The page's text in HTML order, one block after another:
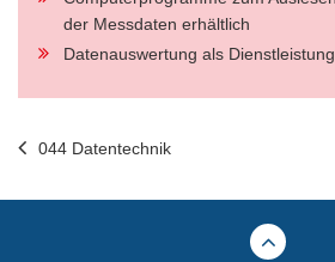
der Messdaten erhältlich
Datenauswertung als
044 Datentechnik